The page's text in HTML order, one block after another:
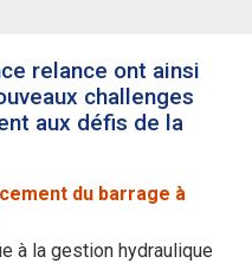
relance ont ainsi
challenges
aux défis de la
du barrage à
à la gestion hydraulique